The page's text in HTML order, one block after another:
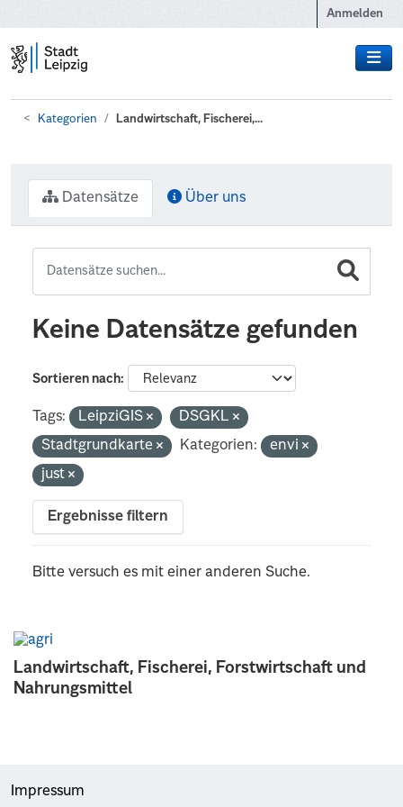
Anmelden
Kategorien Landwirtschaft, Fischerei,...
Landwirtschaft, Fischerei, Forstwirtschaft und
Nahrungsmittel
Datensätze Über uns
Keine Datensätze gefunden
Sortieren nach
Tags: LeipziGIS
DSGKL
Stadtgrundkarte
Kategorien:
envi
just
Ergebnisse filtern
Bitte versuch es mit einer anderen Suche.
Impressum